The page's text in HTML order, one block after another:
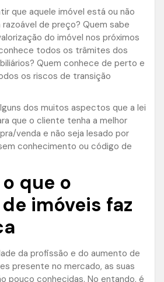
que aquele imóvel está ou não
de preço? Quem sabe
do imóvel nos próximos
todos os trâmites dos
Quem conhece de perto e
os riscos de transição
dos muitos aspectos que a lei
que o cliente tenha a melhor
venda e não seja lesado por
conhecimento ou código de
que o
imóveis faz
da profissão e do aumento de
presente no mercado, as suas
pouco conhecidas. No entando, é